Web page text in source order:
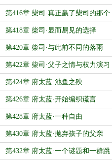
第416章 柴司·真正赢了柴司的那个
人
第418章 柴司·显而易见的选择
第420章 柴司·与此前不同的落雨
第422章 柴司·父子之情与权力演习
第424章 府太蓝·池鱼之殃
第426章 府太蓝·开始编织谎言
第428章 府太蓝·一种自由
第430章 府太蓝·抛弃孩子的父亲
第432章 府太蓝·一个谜题和一群跳